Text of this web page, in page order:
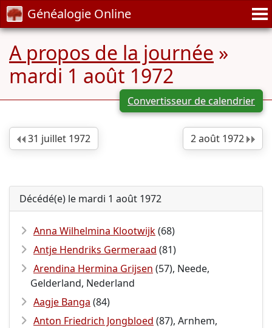
Généalogie Online
A propos de la journée »
mardi 1 août 1972
Convertisseur de calendrier
2 août 1972
31 juillet 1972
Décédé(e) le mardi 1 août 1972
Anna Wilhelmina Klootwijk(68)
Antje Hendriks Germeraad (81)
Arendina Hermina Grijsen (57), Neede,
Gelderland, Nederland
Aagje Banga (84)
Anton Friedrich Jongbloed (87), Arnhem,